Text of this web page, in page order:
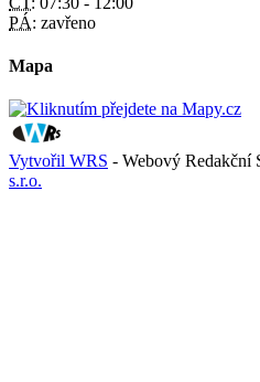
PÁ: zavřeno
Mapa
Vytvořil WRS - Webový Redakční
s.r.o.